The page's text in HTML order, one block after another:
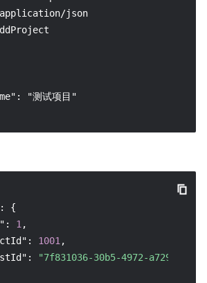
json
"测试项目"
:
{
: 1 ,
: 1001 ,
:
"7f831036-30b5-4972-a729-